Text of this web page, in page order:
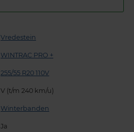
Vredestein
WINTRAC PRO +
255/55 R20 110V
V (t/m 240 km/u)
Winterbanden
Ja